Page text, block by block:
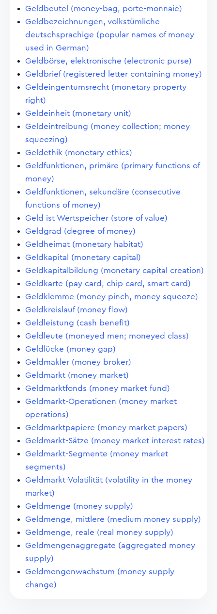
Geldbeutel (money-bag, porte-monnaie)
Geldbezeichnungen, volkstümliche
deutschsprachige (popular names of money
used in German)
Geldbörse, elektronische (electronic purse)
Geldbrief (registered letter containing money)
Geldeingentumsrecht (monetary property
right)
Geldeinheit (monetary unit)
Geldeintreibung (money collection; money
squeezing)
Geldethik (monetary ethics)
Geldfunktionen, primäre (primary functions of
money)
Geldfunktionen, sekundäre (consecutive
functions of money)
Geld ist Wertspeicher (store of value)
Geldgrad (degree of money)
Geldheimat (monetary habitat)
Geldkapital (monetary capital)
Geldkapitalbildung (monetary capital creation)
Geldkarte (pay card, chip card, smart card)
Geldklemme (money pinch, money squeeze)
Geldkreislauf (money flow)
Geldleistung (cash benefit)
Geldleute (moneyed men; moneyed class)
Geldlücke (money gap)
Geldmakler (money broker)
Geldmarkt (money market)
Geldmarktfonds (money market fund)
Geldmarkt-Operationen (money market
operations)
Geldmarktpapiere (money market papers)
Geldmarkt-Sätze (money market interest rates)
Geldmarkt-Segmente (money market
segments)
Geldmarkt-Volatilität (volatility in the money
market)
Geldmenge (money supply)
Geldmenge, mittlere (medium money supply)
Geldmenge, reale (real money supply)
Geldmengenaggregate (aggregated money
supply)
Geldmengenwachstum (money supply
change)